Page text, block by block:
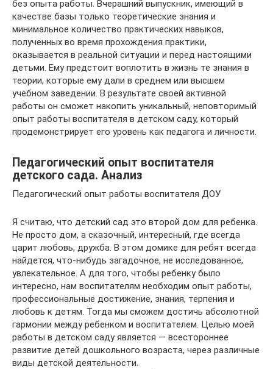
без опыта работы. Вчерашний выпускник, имеющий в
качестве базы только теоретические знания и
минимальное количество практических навыков,
полученных во время прохождения практики,
оказывается в реальной ситуации и перед настоящими
детьми. Ему предстоит воплотить в жизнь те знания в
теории, которые ему дали в среднем или высшем
учебном заведении. В результате своей активной
работы он сможет накопить уникальный, неповторимый
опыт работы воспитателя в детском саду, который
продемонстрирует его уровень как педагога и личности.
Педагогический опыт воспитателя
детского сада. Анализ
Педагогический опыт работы воспитателя ДОУ
Я считаю, что детский сад это второй дом для ребенка.
Не просто дом, а сказочный, интересный, где всегда
царит любовь, дружба. В этом домике для ребят всегда
найдется, что-нибудь загадочное, не исследованное,
увлекательное. А для того, чтобы ребенку было
интересно, нам воспитателям необходим опыт работы,
профессиональные достижение, знания, терпения и
любовь к детям. Тогда мы сможем достичь абсолютной
гармонии между ребенком и воспитателем. Целью моей
работы в детском саду является — всестороннее
развитие детей дошкольного возраста, через различные
виды детской деятельности.